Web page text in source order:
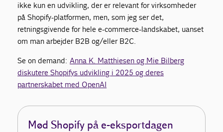
ikke kun en udvikling, der er relevant for virksomheder
på Shopify-platformen, men, som jeg ser det,
retningsgivende for hele e-commerce-landskabet, uanset
om man arbejder B2B og/eller B2C.
Se on demand:Anna K. Matthiesen og Mie Bilberg
diskutere Shopifys udvikling i 2025 og deres
partnerskabet med OpenAI
Mød Shopify på e-eksportdagen